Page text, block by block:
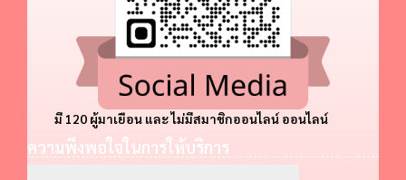
มี 120 ผู้มาเยือน และ ไม่มีสมาชิกออนไลน์ ออนไลน์
ความพึงพอใจในการให้บริการ